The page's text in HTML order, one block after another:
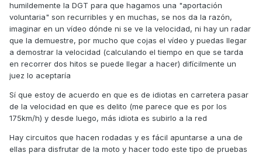
humildemente la DGT para que hagamos una "aportación
voluntaria" son recurribles y en muchas, se nos da la razón,
imaginar en un vídeo dónde ni se ve la velocidad, ni hay un radar
que la demuestre, por mucho que cojas el vídeo y puedas llegar
a demostrar la velocidad (calculando el tiempo en que se tarda
en recorrer dos hitos se puede llegar a hacer) difícilmente un
juez lo aceptaría
Sí que estoy de acuerdo en que es de idiotas en carretera pasar
de la velocidad en que es delito (me parece que es por los
175km/h) y desde luego, más idiota es subirlo a la red
Hay circuitos que hacen rodadas y es fácil apuntarse a una de
ellas para disfrutar de la moto y hacer todo este tipo de pruebas